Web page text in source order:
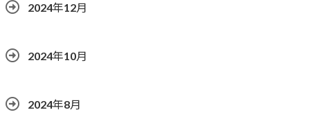
2024年12月
2024年10月
2024年8月